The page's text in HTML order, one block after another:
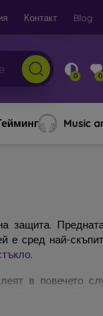
Контакт Blog
0 0
Music
защита.
е сред най-
.
в повечето
стъкла за